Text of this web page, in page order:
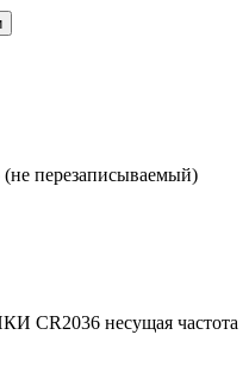
перезаписываемый)
CR2036 несущая частота